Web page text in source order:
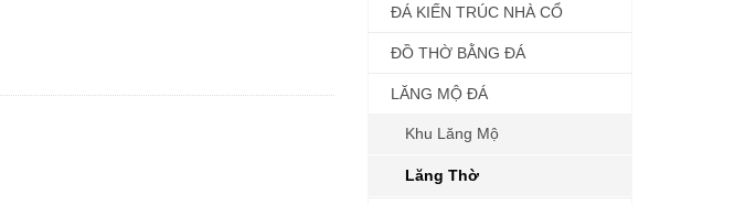
ĐÁ KIẾN TRÚC NHÀ CỔ
ĐỒ THỜ BẰNG ĐÁ
LĂNG MỘ ĐÁ
Khu Lăng Mộ
Lăng Thờ